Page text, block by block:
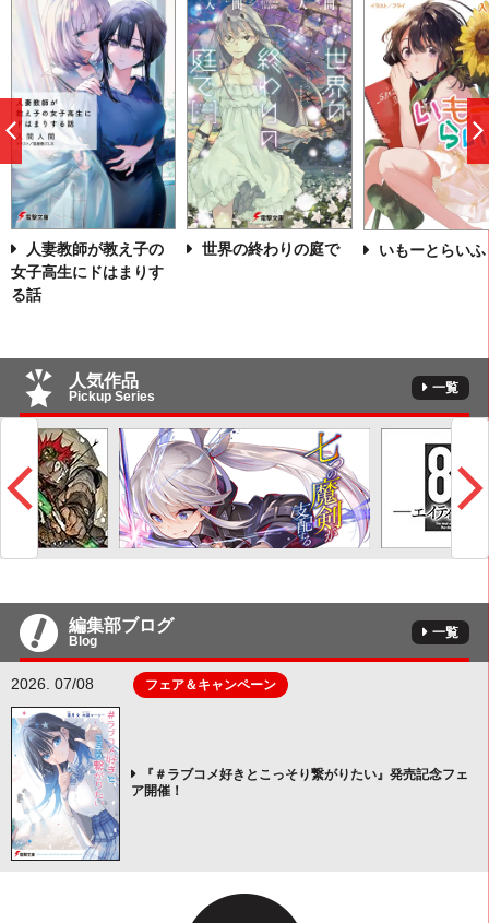
人妻教師が教え子の
女子高生にドはまりす
る話
世界の終わりの庭で いもーとらいふ
前
へ
人気作品
Pickup Series
一覧
編集部ブログ
Blog
一覧
2026. 07/08 フェア＆キャンペーン
『＃ラブコメ好きとこっそり繋がりたい』発売記念フェ
ア開催！